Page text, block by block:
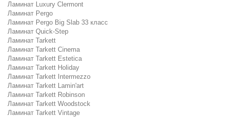
Ламинат Luxury Clermont
Ламинат Pergo
Ламинат Pergo Big Slab 33 класс
Ламинат Quick-Step
Ламинат Tarkett
Ламинат Tarkett Cinema
Ламинат Tarkett Estetica
Ламинат Tarkett Holiday
Ламинат Tarkett Intermezzo
Ламинат Tarkett Lamin'art
Ламинат Tarkett Robinson
Ламинат Tarkett Woodstock
Ламинат Tarkett Vintage